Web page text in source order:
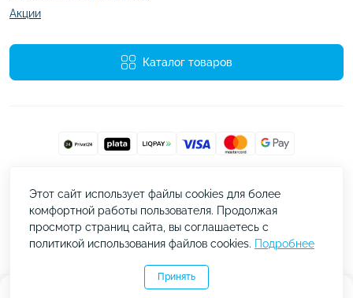
0
Акции
Каталог товаров
kazachok.com.ua © 2026
Этот сайт использует файлы cookies для более
комфортной работы пользователя. Продолжая
просмотр страниц сайта, вы соглашаетесь с
политикой использования файлов cookies. Подробнее
Принять